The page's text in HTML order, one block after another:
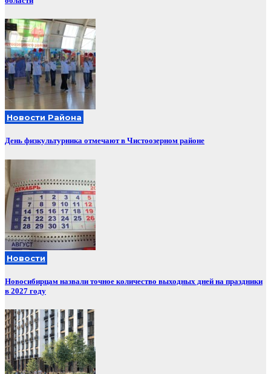
Новости Района
День физкультурника отмечают в Чистоозерном районе
Новости
Новосибирцам назвали точное количество выходных дней на праздники
в 2027 году